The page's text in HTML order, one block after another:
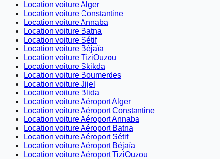
Location voiture Alger
Location voiture Constantine
Location voiture Annaba
Location voiture Batna
Location voiture Sétif
Location voiture Béjaïa
Location voiture TiziOuzou
Location voiture Skikda
Location voiture Boumerdes
Location voiture Jijel
Location voiture Blida
Location voiture Aéroport Alger
Location voiture Aéroport Constantine
Location voiture Aéroport Annaba
Location voiture Aéroport Batna
Location voiture Aéroport Sétif
Location voiture Aéroport Béjaïa
Location voiture Aéroport TiziOuzou